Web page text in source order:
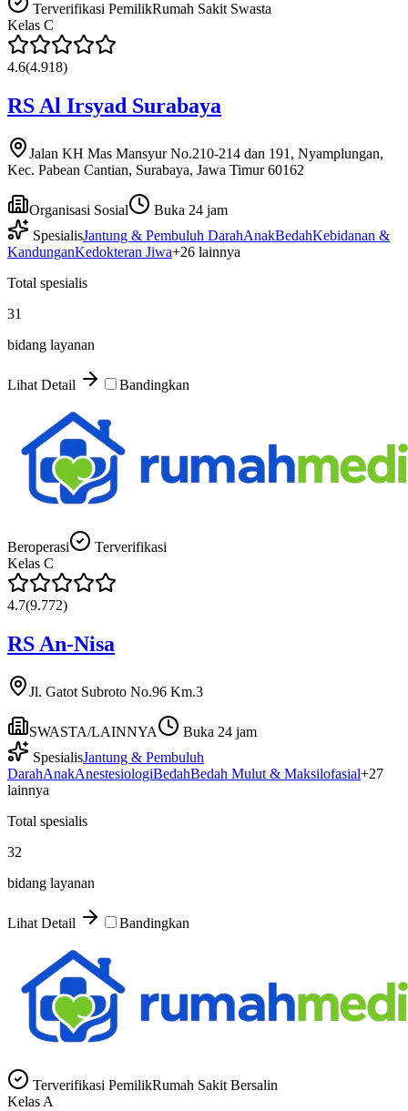
Terverifikasi PemilikRumah Sakit Swasta
Kelas C
4.6(4.918)
RS Al Irsyad Surabaya
Jalan KH Mas Mansyur No.210-214 dan 191, Nyamplungan,
Kec. Pabean Cantian, Surabaya, Jawa Timur 60162
Organisasi Sosial
Buka 24 jam
SpesialisJantung & Pembuluh DarahAnakBedahKebidanan &
KandunganKedokteran Jiwa+26 lainnya
Total spesialis
31
bidang layanan
Lihat Detail Bandingkan
Beroperasi
Terverifikasi
Kelas C
4.7(9.772)
RS An-Nisa
Jl. Gatot Subroto No.96 Km.3
SWASTA/LAINNYA
Buka 24 jam
SpesialisJantung & Pembuluh
DarahAnakAnestesiologiBedahBedah Mulut & Maksilofasial+27
lainnya
Total spesialis
32
bidang layanan
Lihat Detail Bandingkan
Terverifikasi PemilikRumah Sakit Bersalin
Kelas A